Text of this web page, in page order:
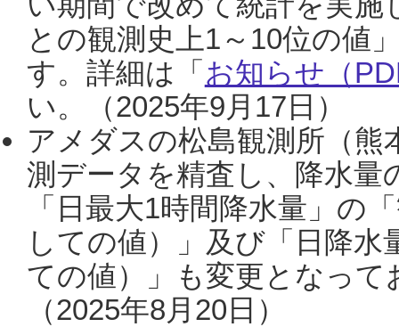
との観測史上1～10位の値
す。詳細は「 お知らせ（
い。（2025年9月17日）
アメダスの松島観測所（熊
測データを精査し、降水
「日最大1時間降水量」の
しての値）」及び「日降
ての値）」も変更となっ
（2025年8月20日）